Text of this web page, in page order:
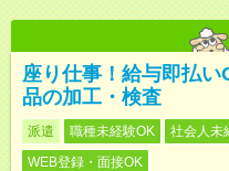
座り仕事！給与即払
品の加工・検査
派遣 職種未経験OK 社会人未
WEB登録・面接OK